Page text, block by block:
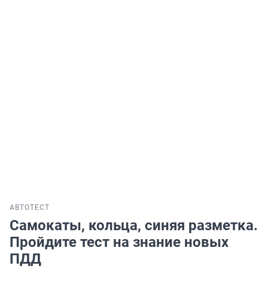
АВТОТЕСТ
Самокаты, кольца, синяя разметка.
Пройдите тест на знание новых
ПДД